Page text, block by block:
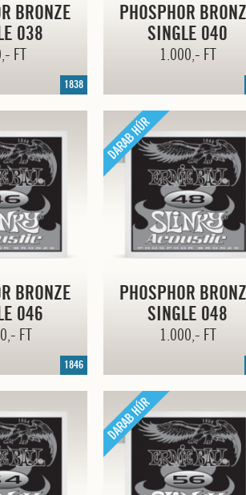
BRONZE
038
FT
1838
PHOSPHOR
SINGLE 040
1.000,- FT
BRONZE
046
FT
1846
PHOSPHOR
SINGLE 048
1.000,- FT